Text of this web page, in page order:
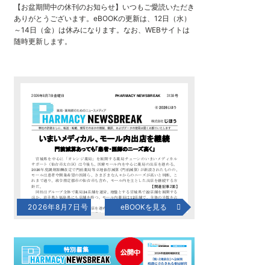
【お盆期間中の休刊のお知らせ】いつもご愛読いただき
ありがとうございます。eBOOKの更新は、12日（水）
～14日（金）は休みになります。なお、WEBサイトは
随時更新します。
2026年8月7日号 eBOOKを見る